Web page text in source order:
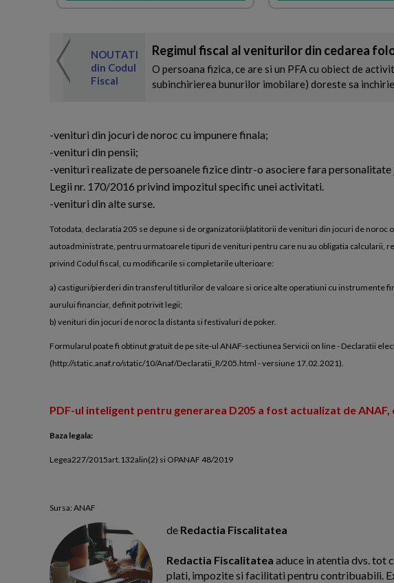
NOUTATI
din Codul
Fiscal
Regimul fiscal al veniturilor din cedarea
O persoana fizica, ce are si un PFA cu obiect de
subinchirierea bunurilor imobilare) doreste sa
-venituri din jocuri de noroc cu impunere finala;
-venituri din pensii;
-venituri realizate de persoanele fizice dintr-o asociere fara
Legii nr. 170/2016 privind impozitul specific unei activitati.
-venituri din alte surse.
Totodata, declaratia 205 se depune si de organizatorii/platitorii de venituri din jocuri de
autoadministrate, pentru urmatoarele tipuri de venituri pentru care nu au obligatia calcularii,
privind Codul fiscal, cu modificarile si completarile ulterioare:
a) castiguri/pierderi din transferul titlurilor de valoare si orice alte operatiuni cu instrumente
aurului financiar, definit potrivit legii;
b) venituri din jocuri de noroc la distanta si festivaluri de poker.
Formularul poate fi obtinut gratuit de pe site-ul ANAF-sectiunea Servicii on line - Declaratii
(http://static.anaf.ro/static/10/Anaf/Declaratii_R/205.html - versiune 17.02.2021).
PDF-ul inteligent pentru generarea D205 a fost actualizat de ANAF,
Baza legala:
Legea227/2015art.132alin(2) si OPANAF 48/2019
Sursa: ANAF
de Redactia Fiscalitatea
Redactia Fiscalitatea aduce in atentia dvs. tot
plati, impozite si facilitati pentru contribuabili.